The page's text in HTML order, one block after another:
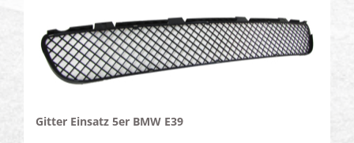
Gitter Einsatz 5er BMW E39